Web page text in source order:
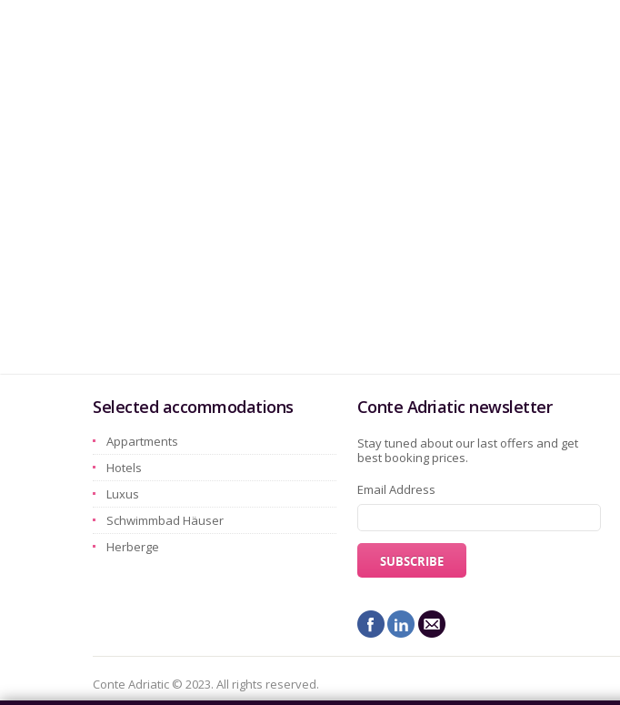
Selected accommodations
Appartments
Hotels
Luxus
Schwimmbad Häuser
Herberge
Conte Adriatic newsletter
Stay tuned about our last offers and get
best booking prices.
Email Address
Conte Adriatic © 2023. All rights reserved.